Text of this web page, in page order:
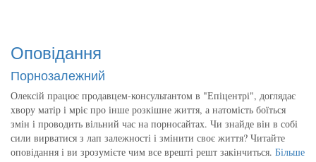
Оповідання
Порнозалежний
Олексій працює продавцем-консультантом в "Епіцентрі", доглядає
хвору матір і мріє про інше розкішне життя, а натомість боїться
змін і проводить вільний час на порносайтах. Чи знайде він в собі
сили вирватися з лап залежності і змінити своє життя? Читайте
оповідання і ви зрозумієте чим все врешті решт закінчиться. Більше